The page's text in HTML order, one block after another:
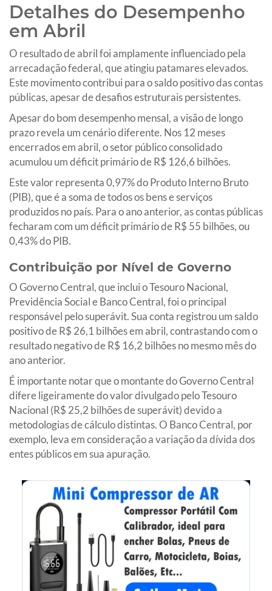
Detalhes do Desempenho
em Abril
O resultado de abril foi amplamente influenciado pela
arrecadação federal, que atingiu patamares elevados.
Este movimento contribui para o saldo positivo das contas
públicas, apesar de desafios estruturais persistentes.
Apesar do bom desempenho mensal, a visão de longo
prazo revela um cenário diferente. Nos 12 meses
encerrados em abril, o setor público consolidado
acumulou um déficit primário de R$ 126,6 bilhões.
Este valor representa 0,97% do Produto Interno Bruto
(PIB), que é a soma de todos os bens e serviços
produzidos no país. Para o ano anterior, as contas públicas
fecharam com um déficit primário de R$ 55 bilhões, ou
0,43% do PIB.
Contribuição por Nível de Governo
O Governo Central, que inclui o Tesouro Nacional,
Previdência Social e Banco Central, foi o principal
responsável pelo superávit. Sua conta registrou um saldo
positivo de R$ 26,1 bilhões em abril, contrastando com o
resultado negativo de R$ 16,2 bilhões no mesmo mês do
ano anterior.
É importante notar que o montante do Governo Central
difere ligeiramente do valor divulgado pelo Tesouro
Nacional (R$ 25,2 bilhões de superávit) devido a
metodologias de cálculo distintas. O Banco Central, por
exemplo, leva em consideração a variação da dívida dos
entes públicos em sua apuração.